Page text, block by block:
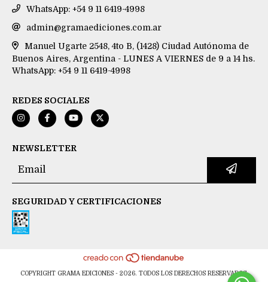
WhatsApp: +54 9 11 6419-4998
admin@gramaediciones.com.ar
Manuel Ugarte 2548, 4to B, (1428) Ciudad Autónoma de
Buenos Aires, Argentina - LUNES A VIERNES de 9 a 14 hs.
WhatsApp: +54 9 11 6419-4998
REDES SOCIALES
NEWSLETTER
SEGURIDAD Y CERTIFICACIONES
COPYRIGHT GRAMA EDICIONES - 2026. TODOS LOS DERECHOS RESERVADOS.